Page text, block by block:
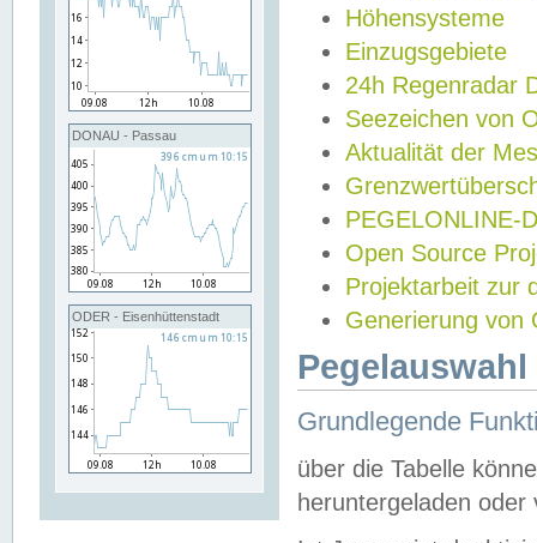
DONAU - Passau
ODER - Eisenhüttenstadt
Höhensysteme
Einzugsgebiete
24h Regenradar
Seezeichen von
Aktualität der
PEGELONLINE-
Open Source
Projektarbeit zur
Generierung von
Grundlegende
über die Tabelle
heruntergeladen oder